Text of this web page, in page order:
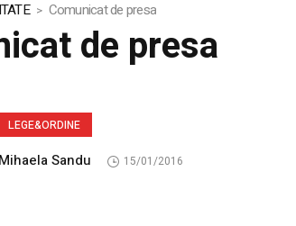
Comunicat de presa
de presa
LEGE&ORDINE
Sandu 15/01/2016